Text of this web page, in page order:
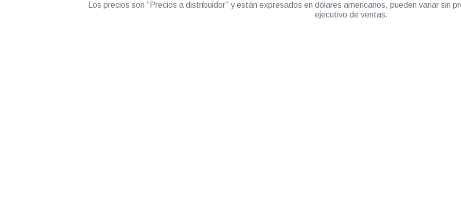
Los precios son “Precios a distribuidor” y están expresados en dólares americanos, pueden variar sin
ejecutivo de ventas.